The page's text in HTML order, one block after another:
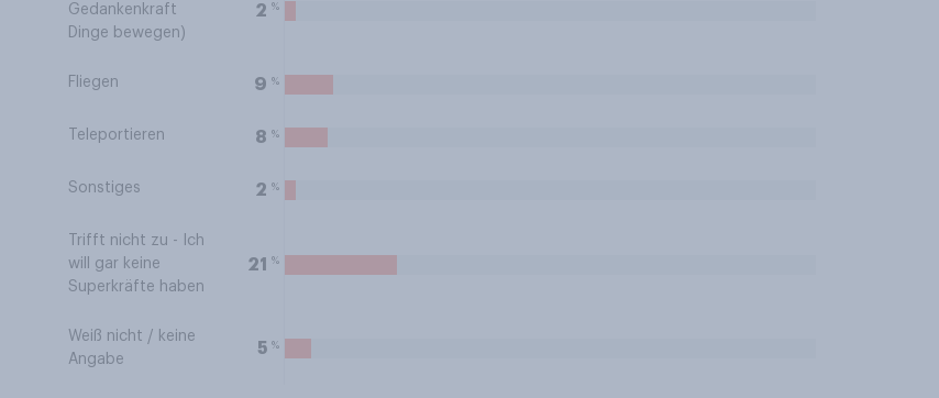
Gedankenkraft
Dinge bewegen)
2 %
Fliegen 9 %
Teleportieren 8 %
Sonstiges 2 %
Trifft nicht zu - Ich
will gar keine
Superkräfte haben
21 %
Weiß nicht / keine
Angabe
5 %